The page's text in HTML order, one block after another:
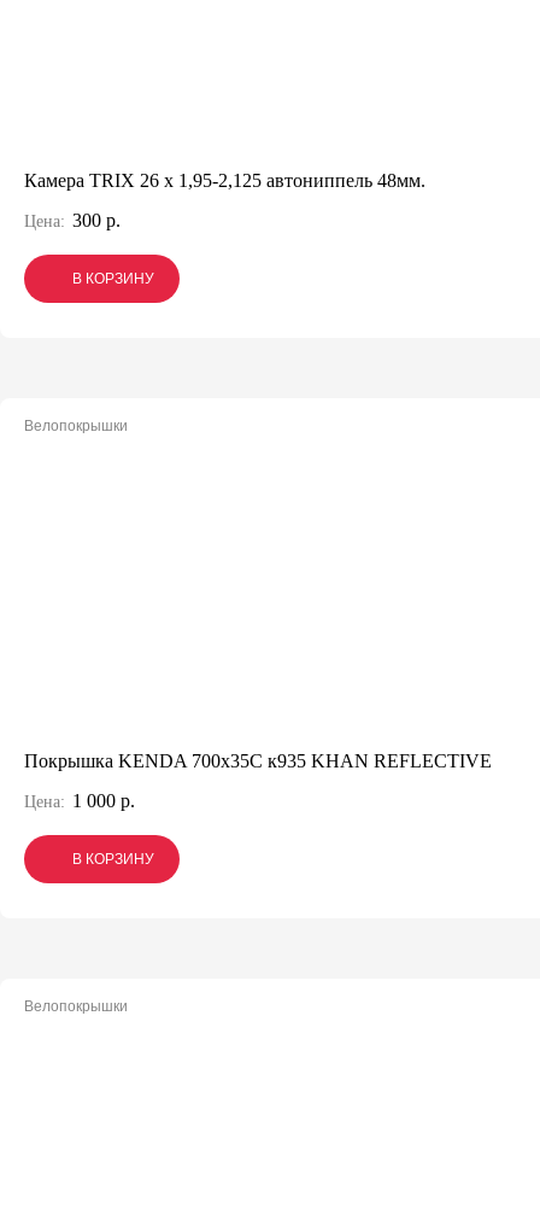
Камера TRIX 26 x 1,95-2,125 автониппель 48мм.
Цена: 300 р.
В КОРЗИНУ
В КОРЗИНУ
В КОРЗИНУ
Велопокрышки
Покрышка KENDA 700х35С к935 KHAN REFLECTIVE
Цена: 1 000 р.
В КОРЗИНУ
В КОРЗИНУ
В КОРЗИНУ
Велопокрышки